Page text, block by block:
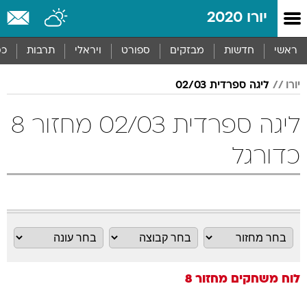
יורו 2020
ראשי חדשות מבזקים ספורט ויראלי תרבות
יורו ליגה ספרדית 02/03
ליגה ספרדית 02/03 מחזור 8
כדורגל
לוח משחקים מחזור 8